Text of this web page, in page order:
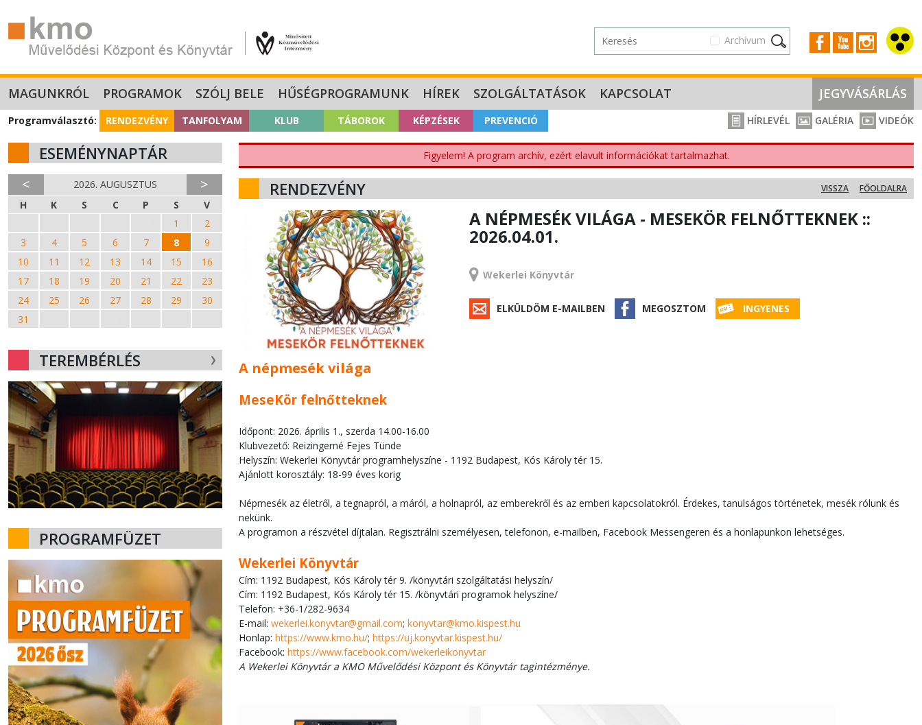
Archívum
MAGUNKRÓL PROGRAMOK SZÓLJ BELE HŰSÉGPROGRAMUNK HÍREK SZOLGÁLTATÁSOK KAPCSOLAT JEGYVÁSÁRLÁS
Programválasztó: RENDEZVÉNY TANFOLYAM KLUB TÁBOROK KÉPZÉSEK PREVENCIÓ HÍRLEVÉL GALÉRIA VIDEÓK
ESEMÉNYNAPTÁR
< 2026. AUGUSZTUS >
H K S C P S
V
1
2
3
4 5 6 7 8
9
10
11 12 13 14 15
16
17
18 19 20 21 22
23
24
25 26 27 28 29
30
31
TEREMBÉRLÉS
PROGRAMFÜZET
Figyelem! A program archív, ezért elavult információkat tartalmazhat.
RENDEZVÉNY FŐOLDALRA
VISSZA
A NÉPMESÉK VILÁGA - MESEKÖR FELNŐTTEKNEK ::
2026.04.01.
Wekerlei Könyvtár
ELKÜLDÖM E-MAILBEN MEGOSZTOM INGYENES
A népmesék világa
MeseKör felnőtteknek
Időpont: 2026. április 1., szerda 14.00-16.00
Klubvezető: Reizingerné Fejes Tünde
Helyszín: Wekerlei Könyvtár programhelyszíne - 1192 Budapest, Kós Károly tér 15.
Ajánlott korosztály: 18-99 éves korig
Népmesék az életről, a tegnapról, a máról, a holnapról, az emberekről és az emberi kapcsolatokról. Érdekes, tanulságos történetek, mesék rólunk és
nekünk.
A programon a részvétel díjtalan. Regisztrálni személyesen, telefonon, e-mailben, Facebook Messengeren és a honlapunkon lehetséges.
Wekerlei Könyvtár
Cím: 1192 Budapest, Kós Károly tér 9. /könyvtári szolgáltatási helyszín/
Cím: 1192 Budapest, Kós Károly tér 15. /könyvtári programok helyszíne/
Telefon: +36-1/282-9634
E-mail: wekerlei.konyvtar@gmail.com; konyvtar@kmo.kispest.hu
Honlap: https://www.kmo.hu/; https://uj.konyvtar.kispest.hu/
Facebook: https://www.facebook.com/wekerleikonyvtar
A Wekerlei Könyvtár a KMO Művelődési Központ és Könyvtár tagintézménye.